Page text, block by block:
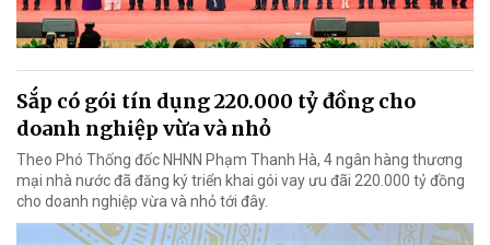
Sắp có gói tín dụng 220.000 tỷ đồng cho
doanh nghiệp vừa và nhỏ
Theo Phó Thống đốc NHNN Phạm Thanh Hà, 4 ngân hàng thương
mại nhà nước đã đăng ký triển khai gói vay ưu đãi 220.000 tỷ đồng
cho doanh nghiệp vừa và nhỏ tới đây.